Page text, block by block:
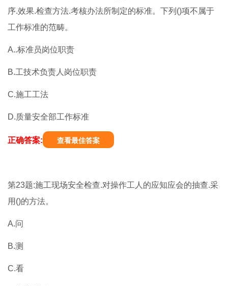
序.效果.检查方法.考核办法所制定的标准。下列()项不属于
工作标准的范畴。
A..标准员岗位职责
B.工技术负责人岗位职责
C.施工工法
D.质量安全部工作标准
正确答案: 查看最佳答案
第23题:施工现场安全检查.对操作工人的应知应会的抽查.采
用()的方法。
A.问
B.测
C.看